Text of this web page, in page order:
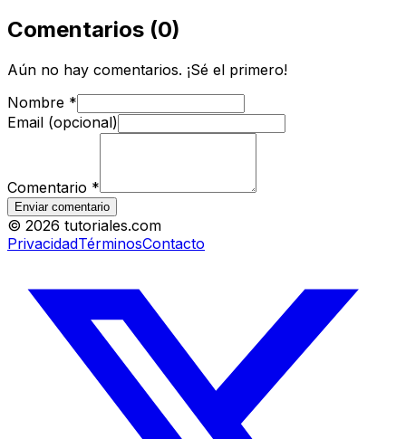
Comentarios (0)
Aún no hay comentarios. ¡Sé el primero!
Nombre *
Email (opcional)
Comentario *
Enviar comentario
© 2026 tutoriales.com
PrivacidadTérminosContacto